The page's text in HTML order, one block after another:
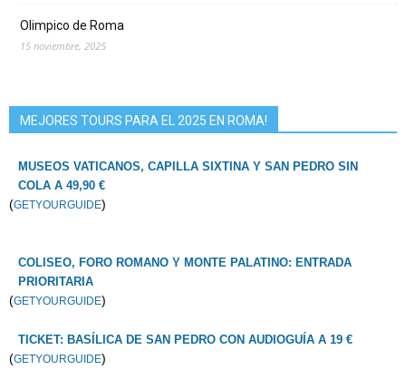
Olimpico de Roma
15 noviembre, 2025
MEJORES TOURS PARA EL 2025 EN ROMA!
MUSEOS VATICANOS, CAPILLA SIXTINA Y SAN PEDRO SIN
COLA A 49,90 €
(GETYOURGUIDE)
COLISEO, FORO ROMANO Y MONTE PALATINO: ENTRADA
PRIORITARIA
(GETYOURGUIDE)
TICKET: BASÍLICA DE SAN PEDRO CON AUDIOGUÍA A 19 €
(GETYOURGUIDE)